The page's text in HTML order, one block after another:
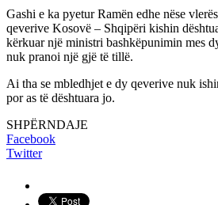
Gashi e ka pyetur Ramën edhe nëse
qeverive Kosovë – Shqipëri kishin
kërkuar një ministri bashkëpunimin mes
nuk pranoi një gjë të tillë.
Ai tha se mbledhjet e dy qeverive nuk
por as të dështuara jo.
SHPËRNDAJE
Facebook
Twitter